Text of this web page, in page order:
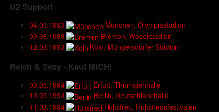
U2 Support
04.06.1993
München, Olympiastadion
09.06.1993
Bremen, Weserstadion
12.06.1993
Köln, Müngersdorfer Stadion
Reich & Sexy - Kauf MICH!
03.05.1994
Erfurt, Thüringenhalle
13.05.1994
Berlin, Deutschlandhalle
11.08.1994
Hultsfred, Hultsfredsfestivalen